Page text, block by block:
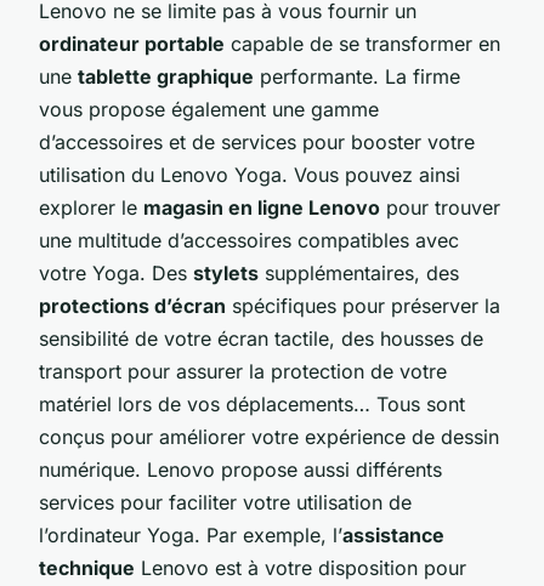
Lenovo ne se limite pas à vous fournir un
ordinateur portable capable de se transformer en
une tablette graphique performante. La firme
vous propose également une gamme
d’accessoires et de services pour booster votre
utilisation du Lenovo Yoga. Vous pouvez ainsi
explorer le magasin en ligne Lenovo pour trouver
une multitude d’accessoires compatibles avec
votre Yoga. Des stylets supplémentaires, des
protections d’écran spécifiques pour préserver la
sensibilité de votre écran tactile, des housses de
transport pour assurer la protection de votre
matériel lors de vos déplacements… Tous sont
conçus pour améliorer votre expérience de dessin
numérique. Lenovo propose aussi différents
services pour faciliter votre utilisation de
l’ordinateur Yoga. Par exemple, l’assistance
technique Lenovo est à votre disposition pour